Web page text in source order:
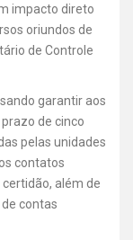
impacto direto
oriundos de
de Controle
garantir aos
de cinco
pelas unidades
contatos
além de
contas